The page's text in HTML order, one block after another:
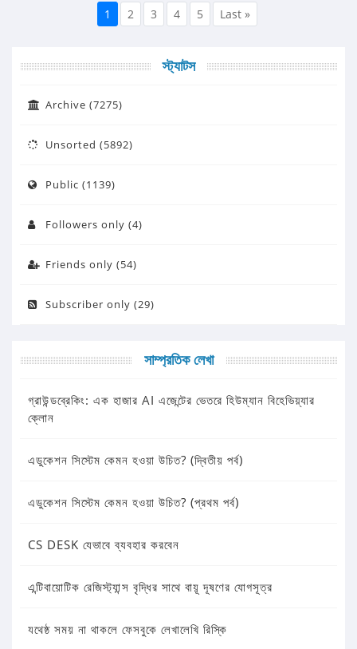
1 2 3 4 5 Last »
স্ট্যাটস
Archive (7275)
Unsorted (5892)
Public (1139)
Followers only (4)
Friends only (54)
Subscriber only (29)
সাম্প্রতিক লেখা
গ্রাউন্ডব্রেকিং: এক হাজার AI এজেন্টের ভেতরে হিউম্যান বিহেভিয়্যার
ক্লোন
এডুকেশন সিস্টেম কেমন হওয়া উচিত? (দ্বিতীয় পর্ব)
এডুকেশন সিস্টেম কেমন হওয়া উচিত? (প্রথম পর্ব)
CS DESK যেভাবে ব্যবহার করবেন
এন্টিবায়োটিক রেজিস্ট্যান্স বৃদ্ধির সাথে বায়ূ দূষণের যোগসূত্র
যথেষ্ঠ সময় না থাকলে ফেসবুকে লেখালেখি রিস্কি